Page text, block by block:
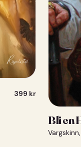
399 kr
Bli en